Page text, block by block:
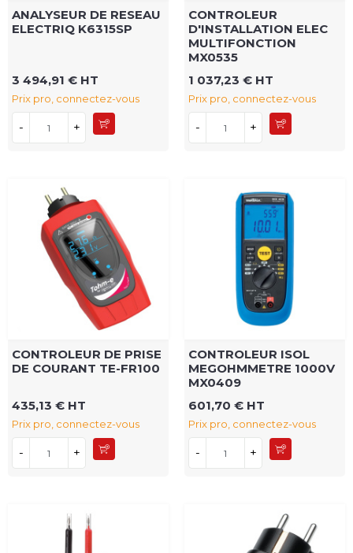
ANALYSEUR DE RESEAU
ELECTRIQ K6315SP
3 494,91 € HT
Prix pro, connectez-vous
- +
CONTROLEUR
D'INSTALLATION ELEC
MULTIFONCTION
MX0535
1 037,23 € HT
Prix pro, connectez-vous
- +
CONTROLEUR DE PRISE
DE COURANT TE-FR100
435,13 € HT
Prix pro, connectez-vous
- +
CONTROLEUR ISOL
MEGOHMMETRE 1000V
MX0409
601,70 € HT
Prix pro, connectez-vous
- +